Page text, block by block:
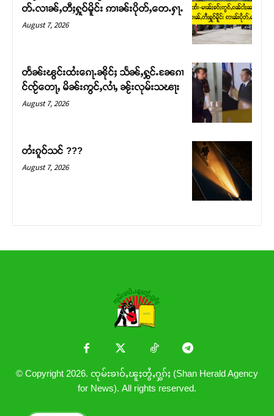
တႃႇႁႂ်ႈသဵင်ၵၢင်ၸႂ်ၵူၼ်းမိူင်း ၵူႈတီႈၵူႈလႅၼ်ပေႃးတေၸွ
တ်ႇ တူဝ်ႈလုမ်ႈၾႃႉၼၼ်ႉ ၶဝ်ႈႁူမ်ႈၵမ်ႉထႅမ် ၸုမ်းၶၢ
ဝ်ႇၽူႈတွႆႇႁွၵ်ႈ လႆႈယူႇၶႃႈဢေႃႈ။
တ်ႉလၢၼ်ႇတီႈႁူဝ်မိူင်း ဢၢၼ်းပိုတ်ႇတေႉႁႃႉ
August 7, 2026
တႅၼ်းၽွင်းထႆးၵေႃႉၼိုင်ႈ သႅၼ်ႇႁွင်ႉၼႄၵၢ
င်ၸႂ်တေႃႇ မိၼ်းဢွင်ႇလၢႆႇ ၼႂ်းလုမ်းသၽႃး
August 7, 2026
တႆးၵူဝ်သင် ???
August 7, 2026
© Copyright 2026. ၸုမ်းၶၢဝ်ႇၽူႈတွႆႇႁွၵ်ႈ (Shan Herald Agency
for News). All rights reserved.